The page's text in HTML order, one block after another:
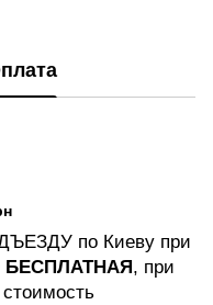
по Киеву при
БЕСПЛАТНАЯ, при
стоимость